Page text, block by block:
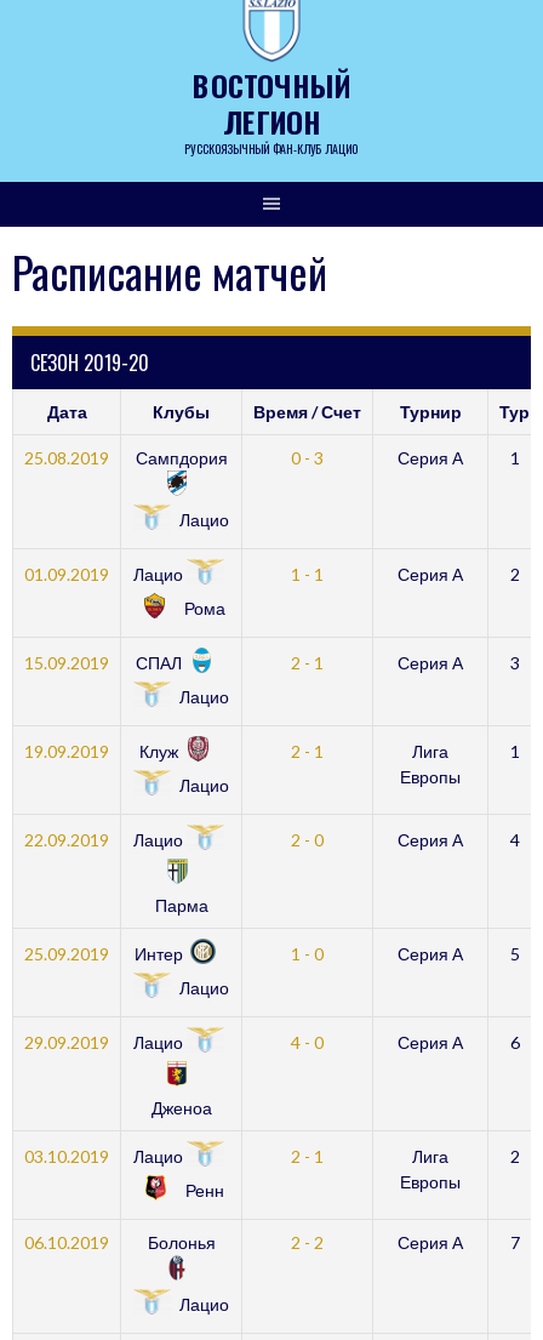
ВОСТОЧНЫЙ
ЛЕГИОН
РУССКОЯЗЫЧНЫЙ ФАН-КЛУБ ЛАЦИО
Расписание матчей
СЕЗОН 2019-20
Дата Клубы Время / Счет Турнир Тур
25.08.2019 Сампдория
Лацио
0 - 3 Серия А 1
01.09.2019
Лацио
Рома
1 - 1 Серия А 2
15.09.2019
СПАЛ
Лацио
2 - 1 Серия А 3
19.09.2019
Клуж
Лацио
2 - 1
Лига
Европы
1
22.09.2019 Лацио
Парма
2 - 0 Серия А 4
25.09.2019
Интер
Лацио
1 - 0 Серия А 5
29.09.2019 Лацио
Дженоа
4 - 0 Серия А 6
03.10.2019
Лацио
Ренн
2 - 1
Лига
Европы
2
06.10.2019 Болонья
Лацио
2 - 2 Серия А 7